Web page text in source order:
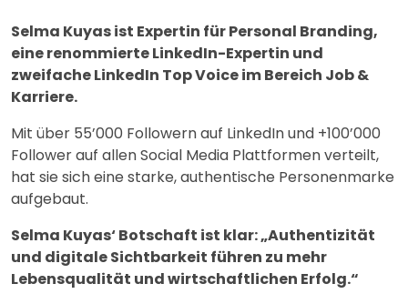
Selma Kuyas ist Expertin für Personal Branding,
eine renommierte LinkedIn-Expertin und
zweifache LinkedIn Top Voice im Bereich Job &
Karriere.
Mit über 55’000 Followern auf LinkedIn und +100’000
Follower auf allen Social Media Plattformen verteilt,
hat sie sich eine starke, authentische Personenmarke
aufgebaut.
Selma Kuyas‘ Botschaft ist klar: „Authentizität
und digitale Sichtbarkeit führen zu mehr
Lebensqualität und wirtschaftlichen Erfolg.“